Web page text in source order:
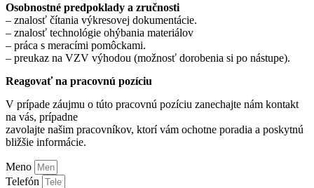
Osobnostné predpoklady a zručnosti
– znalosť čítania výkresovej dokumentácie.
– znalosť technológie ohýbania materiálov
– práca s meracími pomôckami.
– preukaz na VZV výhodou (možnosť dorobenia si po nástupe).
Reagovať na pracovnú pozíciu
V prípade záujmu o túto pracovnú pozíciu zanechajte nám kontakt
na vás, prípadne
zavolajte našim pracovníkov, ktorí vám ochotne poradia a poskytnú
bližšie informácie.
Meno
Telefón